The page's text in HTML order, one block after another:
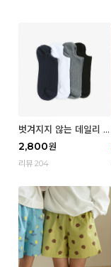
벗겨지지 않는 데일리 페
이크 삭스 (맨)
2,800원
리뷰 204